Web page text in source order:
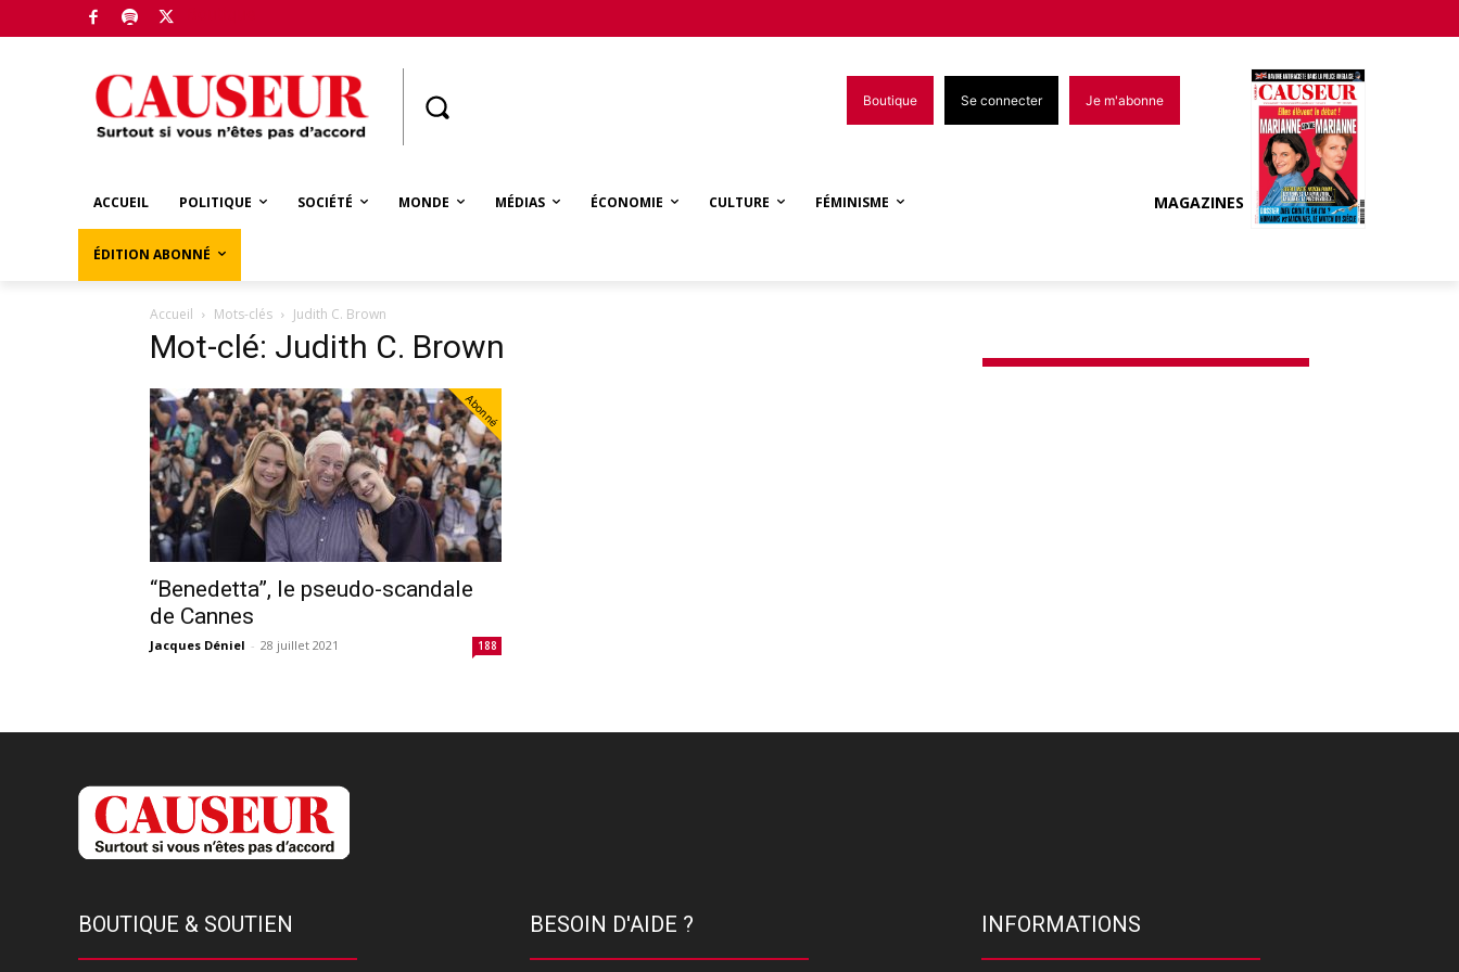
Boutique Se connecter Je m'abonne
ACCUEIL POLITIQUE SOCIÉTÉ MONDE MÉDIAS ÉCONOMIE CULTURE FÉMINISME
ÉDITION ABONNÉ
MAGAZINES
Accueil Mots-clés Judith C. Brown
Mot-clé: Judith C. Brown
Abonné
“Benedetta”, le pseudo-scandale
de Cannes
Jacques Déniel - 28 juillet 2021 188
BOUTIQUE & SOUTIEN BESOIN D'AIDE ? INFORMATIONS